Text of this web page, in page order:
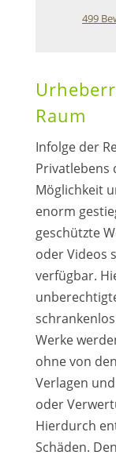
499
Raum
Infolge der
Privatlebens
Möglichkeit
enorm
geschützte
oder Videos
verfügbar.
Werke
ohne von
Verlagen
oder
Hierdurch
Schäden.